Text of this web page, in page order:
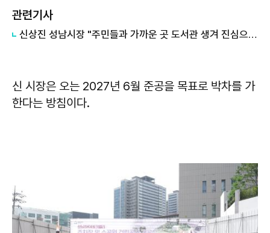
관련기사
신상진 성남시장 "주민들과 가까운 곳 도서관 생겨 진심으로 뜻깊게 생각"
신 시장은 오는 2027년 6월 준공을 목표로 박차를 가
한다는 방침이다.